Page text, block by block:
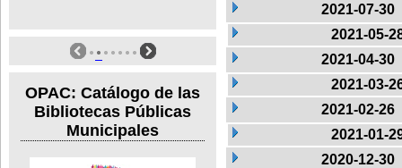
OPAC: Catálogo de las
Bibliotecas Públicas
Municipales
2021-07-30
2021-05-
2021-04-30
2021-03-
2021-02-26
2021-01-
2020-12-30